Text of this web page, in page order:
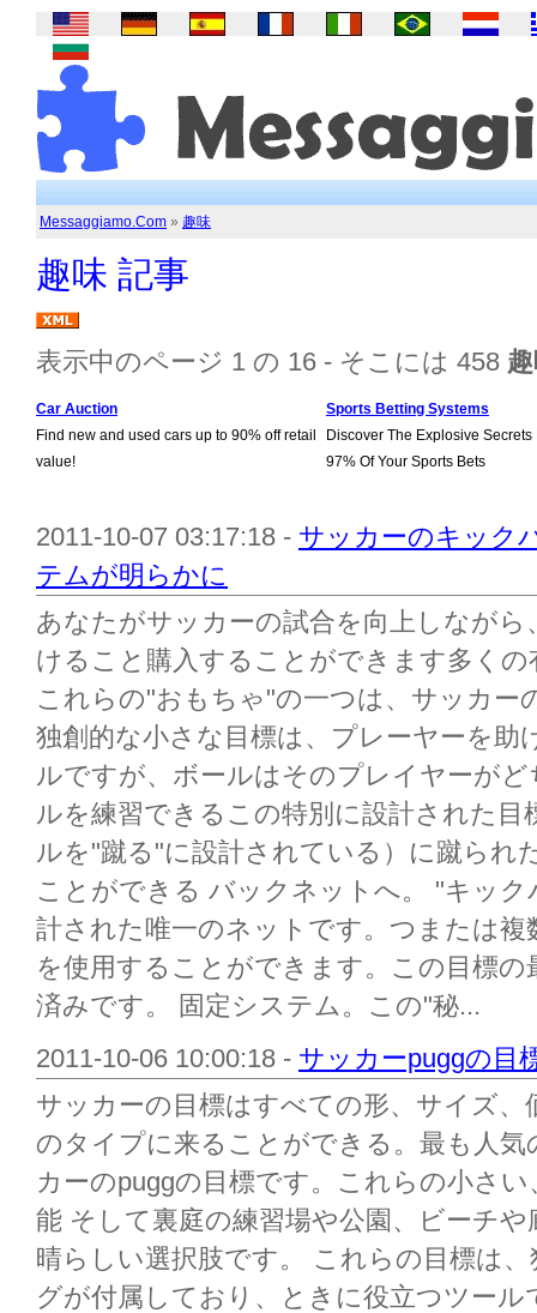
Messaggiamo.Com » 趣味
趣味 記事
表示中のページ 1 の 16 - そこには 458
Car Auction
Find new and used cars up to 90% off retail
value!
Sports Betting Systems
Discover The Explosive Secrets
97% Of Your Sports Bets
2011-10-07 03:17:18 - サッカーのキック
テムが明らかに
あなたがサッカーの試合を向上しなが
けること購入することができます多く
これらの"おもちゃ"の一つは、サッカー
独創的な小さな目標は、プレーヤーを
ルですが、ボールはそのプレイヤーが
ルを練習できるこの特別に設計された
ルを"蹴る"に設計されている）に蹴られ
ことができる バックネットへ。 "キッ
計された唯一のネットです。つまたは
を使用することができます。この目標
済みです。 固定システム。この"秘...
2011-10-06 10:00:18 - サッカーpuggの目
サッカーの目標はすべての形、サイズ
のタイプに来ることができる。最も人
カーのpuggの目標です。これらの小さ
能 そして裏庭の練習場や公園、ビーチ
晴らしい選択肢です。 これらの目標は
グが付属しており、ときに役立つツー